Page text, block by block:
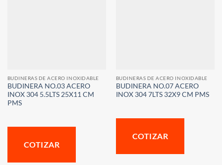
BUDINERAS DE ACERO INOXIDABLE
BUDINERA NO.03 ACERO
INOX 304 5.5LTS 25X11 CM
PMS
COTIZAR
BUDINERAS DE ACERO INOXIDABLE
BUDINERA NO.07 ACERO
INOX 304 7LTS 32X9 CM PMS
COTIZAR